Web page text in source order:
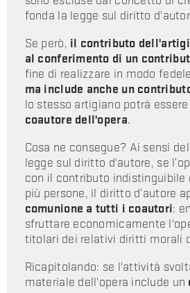
fonda la legge sul diritto
Se però, il contributo
al conferimento di un
fine di realizzare in modo
ma include anche un
lo stesso artigiano potrà
coautore dell'opera.
Cosa ne consegue? Ai sensi
legge sul diritto d'autore, se
con il contributo indistinguibile
più persone, il diritto d’autore
comunione a tutti i coautori:
sfruttare economicamente
titolari dei relativi diritti morali
Ricapitolando: se l'attività
materiale dell'opera include un